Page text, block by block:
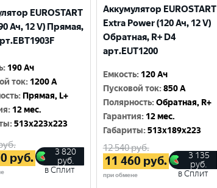
EUROSTART
Ач, 12 V) Прямая,
: 190 Ач
ток: 1200 A
: Прямая, L+
: 12 мес.
:513x223x223
руб.
3 820
руб.
в Сплит
Аккумулятор EUROSTART
Extra Power (120 Ач, 12 V)
Обратная, R+ D4
арт.EUT1200
Емкость: 120 Ач
Пусковой ток:850 A
Полярность:Обратная, R+
Гарантия: 12 мес.
Габариты:513x189x223
12 540руб.
11 460 руб.
при обмене
3 135
руб.
в Сплит